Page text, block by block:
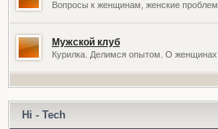
Вопросы к женщинам, женские
Мужской клуб
Курилка. Делимся опытом. О женщинах
Hi - Tech